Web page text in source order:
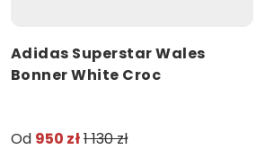
Adidas Superstar Wales
Bonner White Croc
Od 950 zł1 130 zł